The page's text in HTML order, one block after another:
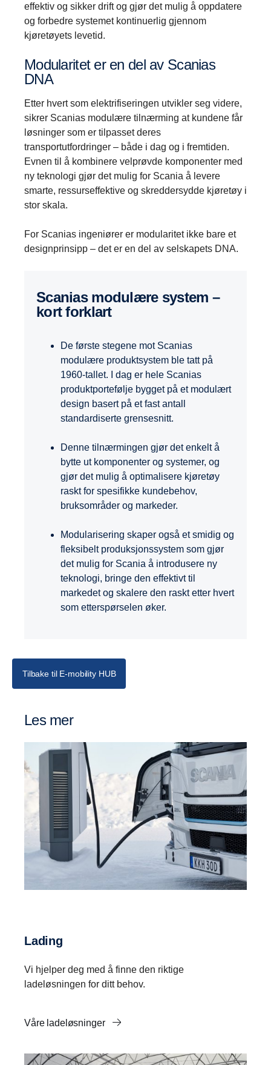
effektiv og sikker drift og gjør det mulig å oppdatere
og forbedre systemet kontinuerlig gjennom
kjøretøyets levetid.
Modularitet er en del av Scanias
DNA
Etter hvert som elektrifiseringen utvikler seg videre,
sikrer Scanias modulære tilnærming at kundene får
løsninger som er tilpasset deres
transportutfordringer – både i dag og i fremtiden.
Evnen til å kombinere velprøvde komponenter med
ny teknologi gjør det mulig for Scania å levere
smarte, ressurseffektive og skreddersydde kjøretøy i
stor skala.
For Scanias ingeniører er modularitet ikke bare et
designprinsipp – det er en del av selskapets DNA.
Scanias modulære system –
kort forklart
De første stegene mot Scanias
modulære produktsystem ble tatt på
1960-tallet. I dag er hele Scanias
produktportefølje bygget på et modulært
design basert på et fast antall
standardiserte grensesnitt.
Denne tilnærmingen gjør det enkelt å
bytte ut komponenter og systemer, og
gjør det mulig å optimalisere kjøretøy
raskt for spesifikke kundebehov,
bruksområder og markeder.
Modularisering skaper også et smidig og
fleksibelt produksjonssystem som gjør
det mulig for Scania å introdusere ny
teknologi, bringe den effektivt til
markedet og skalere den raskt etter hvert
som etterspørselen øker.
Tilbake til E-mobility HUB
Les mer
Lading
Vi hjelper deg med å finne den riktige
ladeløsningen for ditt behov.
Våre ladeløsninger